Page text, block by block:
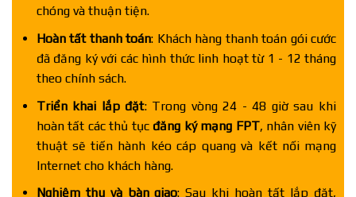
chóng và thuận tiện.
Hoàn tất thanh toán: Khách hàng thanh toán gói cước
đã đăng ký với các hình thức linh hoạt từ 1 - 12 tháng
theo chính sách.
Triển khai lắp đặt: Trong vòng 24 - 48 giờ sau khi
hoàn tất các thủ tục đăng ký mạng FPT, nhân viên kỹ
thuật sẽ tiến hành kéo cáp quang và kết nối mạng
Internet cho khách hàng.
Nghiệm thu và bàn giao: Sau khi hoàn tất lắp đặt,